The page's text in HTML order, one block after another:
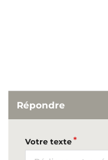
Répondre
Votre texte